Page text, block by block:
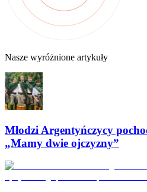
Nasze wyróżnione artykuły
Młodzi Argentyńczycy
„Mamy dwie ojczyzny”